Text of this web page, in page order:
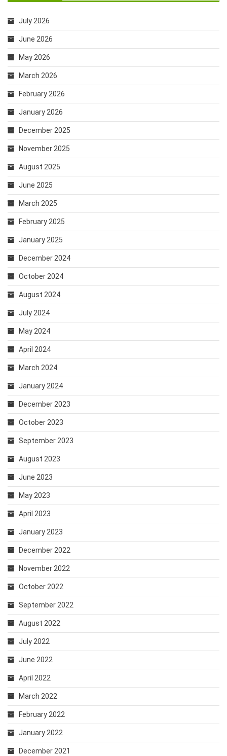
July 2026
June 2026
May 2026
March 2026
February 2026
January 2026
December 2025
November 2025
August 2025
June 2025
March 2025
February 2025
January 2025
December 2024
October 2024
August 2024
July 2024
May 2024
April 2024
March 2024
January 2024
December 2023
October 2023
September 2023
August 2023
June 2023
May 2023
April 2023
January 2023
December 2022
November 2022
October 2022
September 2022
August 2022
July 2022
June 2022
April 2022
March 2022
February 2022
January 2022
December 2021